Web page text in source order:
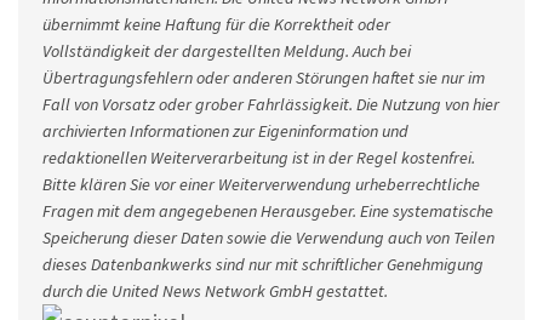
übernimmt keine Haftung für die Korrektheit oder
Vollständigkeit der dargestellten Meldung. Auch bei
Übertragungsfehlern oder anderen Störungen haftet sie nur im
Fall von Vorsatz oder grober Fahrlässigkeit. Die Nutzung von hier
archivierten Informationen zur Eigeninformation und
redaktionellen Weiterverarbeitung ist in der Regel kostenfrei.
Bitte klären Sie vor einer Weiterverwendung urheberrechtliche
Fragen mit dem angegebenen Herausgeber. Eine systematische
Speicherung dieser Daten sowie die Verwendung auch von Teilen
dieses Datenbankwerks sind nur mit schriftlicher Genehmigung
durch die United News Network GmbH gestattet.